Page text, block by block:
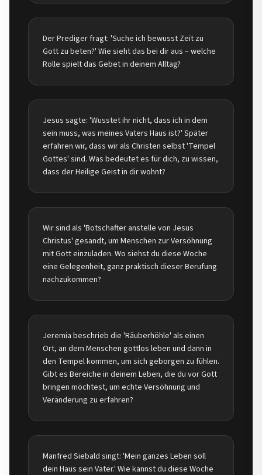
Der Prediger fragt: 'Suche ich bewusst Zeit zu
Gott zu beten?' Wie sieht das bei dir aus – welche
Rolle spielt das Gebet in deinem Alltag?
Jesus sagte: 'Wusstet ihr nicht, dass ich in dem
sein muss, was meines Vaters Haus ist?' Später
erfahren wir, dass wir als Christen selbst 'Tempel
Gottes' sind. Was bedeutet es für dich, zu wissen,
dass der Heilige Geist in dir wohnt?
Wir sind als 'Botschafter anstelle von Jesus
Christus' gesandt, um Menschen zur Versöhnung
mit Gott einzuladen. Wo siehst du diese Woche
eine Gelegenheit, ganz praktisch dieser Berufung
nachzukommen?
Jeremia beschrieb die 'Räuberhöhle' als einen
Ort, an dem Menschen gottlos leben und dann in
den Tempel kommen, um sich geborgen zu fühlen.
Gibt es Bereiche in deinem Leben, die du vor Gott
bringen möchtest, um echte Versöhnung und
Veränderung zu erfahren?
Manfred Siebald singt: 'Mein ganzes Leben soll
dein Haus sein Vater.' Wie kannst du diese Woche